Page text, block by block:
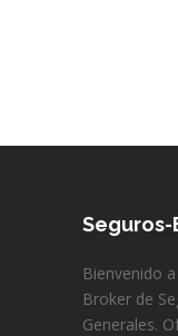
Seguros-
Bienvenido
Broker de
Generales.